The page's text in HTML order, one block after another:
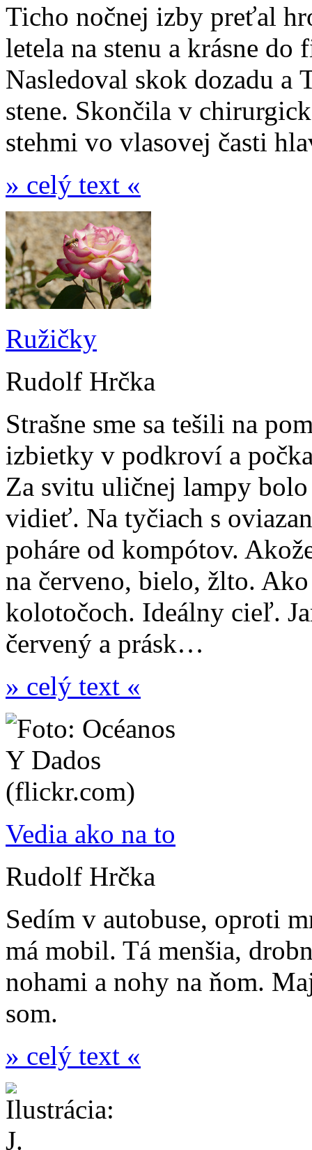
Ticho nočnej izby preťal
letela na stenu a krásne
Nasledoval skok dozadu a
stene. Skončila v
stehmi vo vlasovej časti
» celý text «
Ružičky
Rudolf Hrčka
Strašne sme sa tešili na
izbietky v podkroví a
Za svitu uličnej lampy
vidieť. Na tyčiach s
poháre od kompótov.
na červeno, bielo, žlto.
kolotočoch. Ideálny cieľ.
červený a prásk…
» celý text «
Vedia ako na to
Rudolf Hrčka
Sedím v autobuse, oproti
má mobil. Tá menšia,
nohami a nohy na ňom.
som.
» celý text «